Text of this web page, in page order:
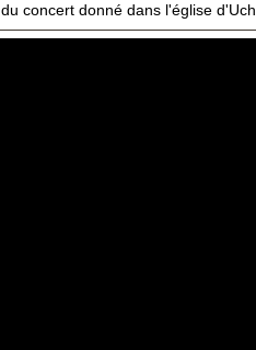
du concert donné dans l'église